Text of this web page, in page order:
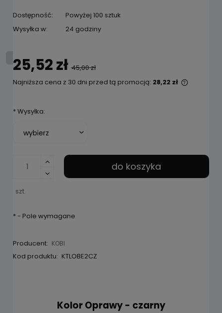
Dostępność:
Powyżej 100 sztuk
Wysyłka w:
24 godziny
25,52 zł 45,00 zł
Najniższa cena z 30 dni przed tą promocją: 28,22 zł
*Wysyłka:
szt.
do koszyka
*- Pole wymagane
Producent: KOBI
Kod produktu: KTLOBE2CZ
Kolor Oprawy - czarny